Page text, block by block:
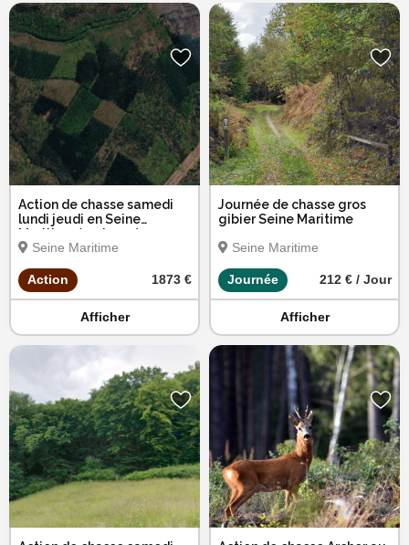
Action de chasse samedi
lundi jeudi en Seine
Maritime ( 10 jours )
Seine Maritime
Action 1873 €
Afficher
Journée de chasse gros
gibier Seine Maritime
Seine Maritime
Journée 212 € / Jour
Afficher